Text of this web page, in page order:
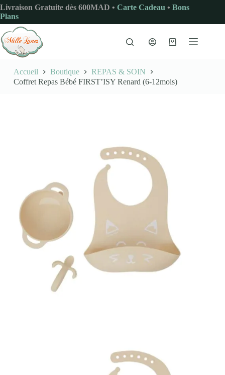
Passer
au
contenu
Livraison Gratuite dès 600MAD • Carte Cadeau • Bons
Plans
Panier
Accueil Boutique
REPAS & SOIN
Coffret Repas Bébé FIRST’ISY Renard (6-12mois)